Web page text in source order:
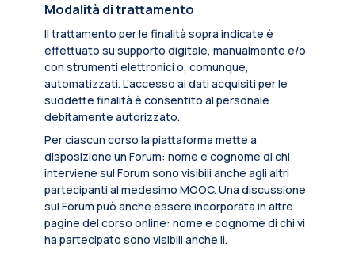
Modalità di trattamento
Il trattamento per le finalità sopra indicate è
effettuato su supporto digitale, manualmente e/o
con strumenti elettronici o, comunque,
automatizzati. L’accesso ai dati acquisiti per le
suddette finalità è consentito al personale
debitamente autorizzato.
Per ciascun corso la piattaforma mette a
disposizione un Forum: nome e cognome di chi
interviene sul Forum sono visibili anche agli altri
partecipanti al medesimo MOOC. Una discussione
sul Forum può anche essere incorporata in altre
pagine del corso online: nome e cognome di chi vi
ha partecipato sono visibili anche lì.